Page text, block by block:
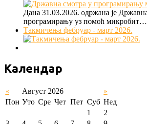
Дана 31.03.2026. одржана је
програмирању уз помоћ микробит…
Такмичења фебруар - март 2026.
Календар
« Август 2026
»
Пон Уто Сре Чет Пет Суб Нед
1
2